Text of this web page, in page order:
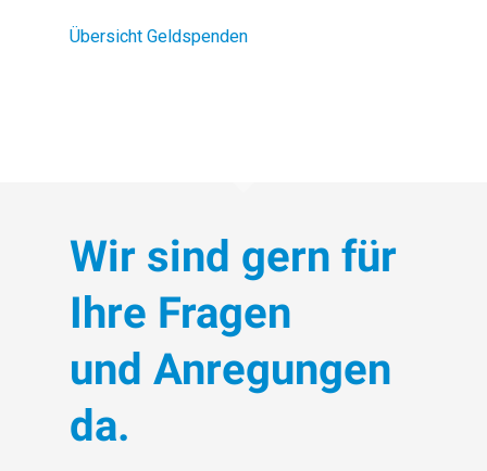
Übersicht Geldspenden
Wir sind gern für
Ihre Fragen
und Anregungen
da.